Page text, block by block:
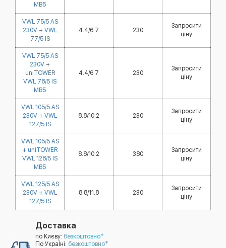
MB5
VWL 75/5 AS
230V + VWL
77/5 IS
4.4/6.7 230
Запросити
ціну
VWL 75/5 AS
230V +
uniTOWER
VWL 78/5 IS
MB5
4.4/6.7 230
Запросити
ціну
VWL 105/5 AS
230V + VWL
127/5 IS
8.8/10.2 230
Запросити
ціну
VWL 105/5 AS
+ uniTOWER
VWL 128/5 IS
MB5
8.8/10.2 380
Запросити
ціну
VWL 125/5 AS
230V + VWL
127/5 IS
8.8/11.8 230
Запросити
ціну
Доставка
по Києву: безкоштовно*
По УкраЇні: безкоштовно*